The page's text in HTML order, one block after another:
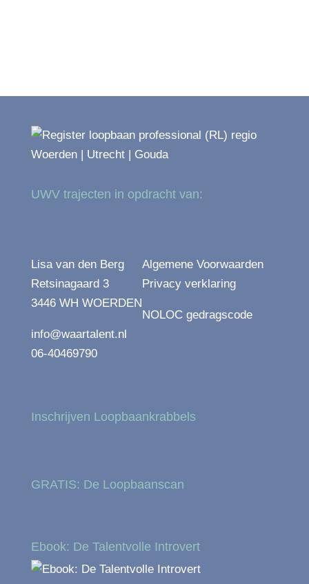
UWV trajecten in opdracht van:
Lisa van den Berg
Retsinagaard 3
3446 WH WOERDEN
info@waartalent.nl
06-40469790
Algemene Voorwaarden
Privacy verklaring
NOLOC gedragscode
Inschrijven Loopbaankrabbels
GRATIS: De Loopbaanscan
Ebook: De Talentvolle Introvert